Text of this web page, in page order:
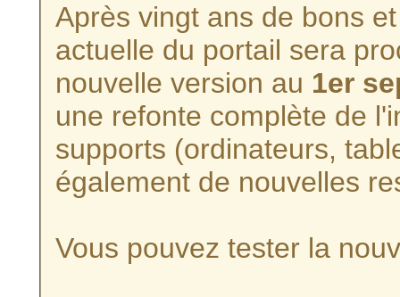
Après vingt ans de bons
actuelle du portail sera
nouvelle version au 1er
une refonte complète de
supports (ordinateurs,
également de nouvelles
Vous pouvez tester la